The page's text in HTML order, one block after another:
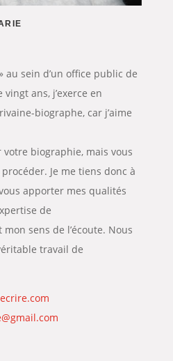
au sein d’un office public de
ans, j’exerce en
biographe, car j’aime
biographie, mais vous
Je me tiens donc à
apporter mes qualités
de
sens de l’écoute. Nous
travail de